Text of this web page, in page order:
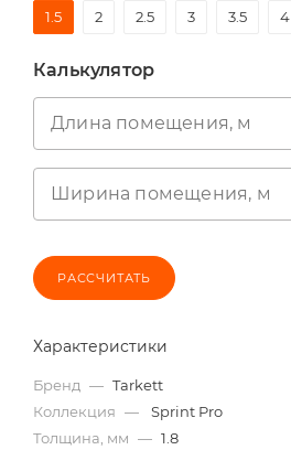
1.5
2 2.5 3 3.5 4
Калькулятор
Длина помещения, м
Ширина помещения, м
РАССЧИТАТЬ
Характеристики
Бренд — Tarkett
Коллекция —
Sprint Pro
Толщина, мм — 1.8